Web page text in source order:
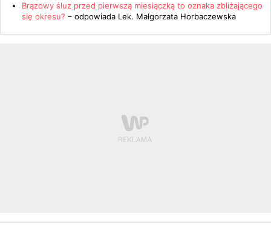
Brązowy śluz przed pierwszą miesiączką to oznaka zbliżającego
się okresu? – odpowiada Lek. Małgorzata Horbaczewska